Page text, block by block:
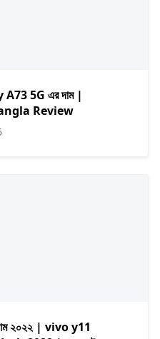
A73 5G এর দাম |
Review
২০২২ | vivo y11